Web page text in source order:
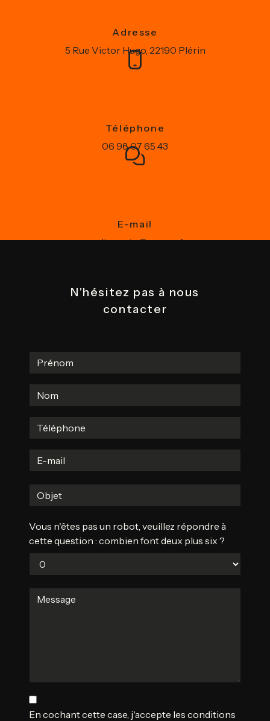
Adresse
5 Rue Victor Hugo, 22190 Plérin
Téléphone
06 98 07 65 43
E-mail
pouliquen.tp@orange.fr
N'hésitez pas à nous
contacter
Vous n'êtes pas un robot, veuillez répondre à
cette question : combien font deux plus six ?
En cochant cette case, j'accepte les conditions